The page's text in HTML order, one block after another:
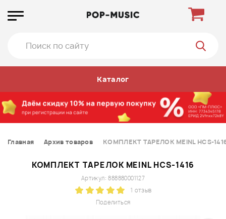
Каталог
Главная Архив товаров КОМПЛЕКТ ТАРЕЛОК MEINL HCS-
КОМПЛЕКТ ТАРЕЛОК MEINL HCS-1416
Поделиться
Артикул: 888880001127
1 отзыв